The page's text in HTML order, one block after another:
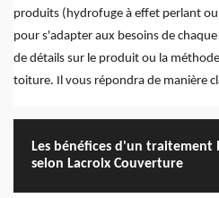
produits (hydrofuge à effet perlant
pour s'adapter aux besoins de
de détails sur le produit ou la
toiture. Il vous répondra de manière
Les bénéfices d'un
selon Lacroix Couverture